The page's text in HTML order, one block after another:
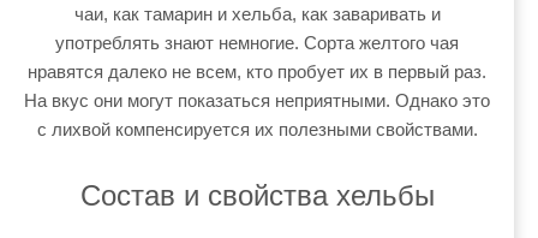
чаи, как тамарин и хельба, как заваривать и
употреблять знают немногие. Сорта желтого чая
нравятся далеко не всем, кто пробует их в первый раз.
На вкус они могут показаться неприятными. Однако это
с лихвой компенсируется их полезными свойствами.
Состав и свойства хельбы